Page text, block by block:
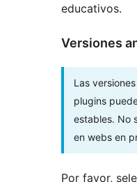
educativos.
Versiones
Las
plugins
estables. No
en webs en
Por favor,